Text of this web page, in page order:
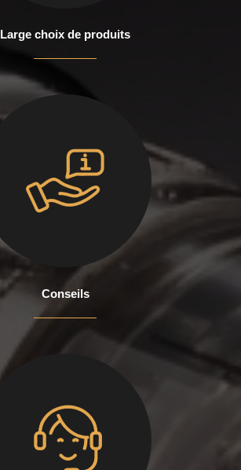
Large choix de produits
Conseils